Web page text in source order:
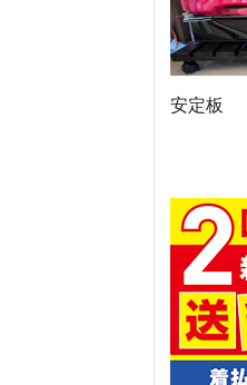
安定板